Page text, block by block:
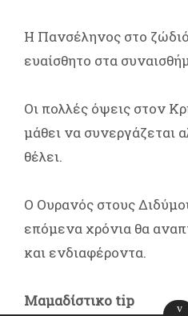
Η Πανσέληνος στο
ευαίσθητο στα
Οι πολλές όψεις στον
μάθει να συνεργάζεται
θέλει.
Ο Ουρανός στους
επόμενα χρόνια θα
και ενδιαφέροντα.
Μαμαδίστικο tip v